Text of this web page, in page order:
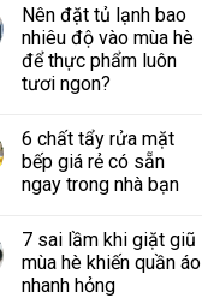
Nên đặt tủ lạnh bao
nhiêu độ vào mùa hè
để thực phẩm luôn
tươi ngon?
6 chất tẩy rửa mặt
bếp giá rẻ có sẵn
ngay trong nhà bạn
7 sai lầm khi giặt giũ
mùa hè khiến quần áo
nhanh hỏng